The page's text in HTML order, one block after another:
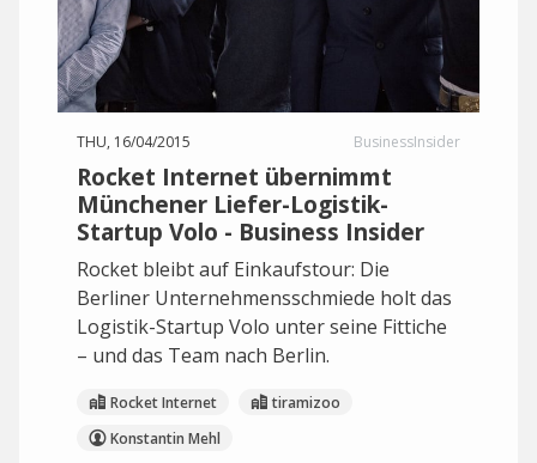
THU, 16/04/2015 BusinessInsider
Rocket Internet übernimmt
Münchener Liefer-Logistik-
Startup Volo - Business Insider
Rocket bleibt auf Einkaufstour: Die
Berliner Unternehmensschmiede holt das
Logistik-Startup Volo unter seine Fittiche
– und das Team nach Berlin.
Rocket Internet
tiramizoo
Konstantin Mehl